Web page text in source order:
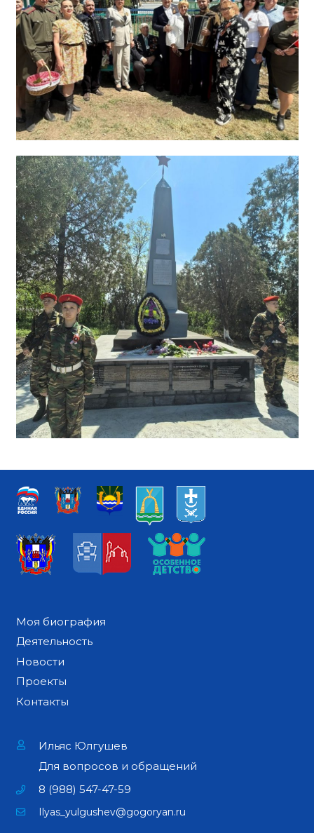
Моя биография
Деятельность
Новости
Проекты
Контакты
Ильяс Юлгушев
Для вопросов и обращений
8 (988) 547-47-59
Ilyas_yulgushev@gogoryan.ru